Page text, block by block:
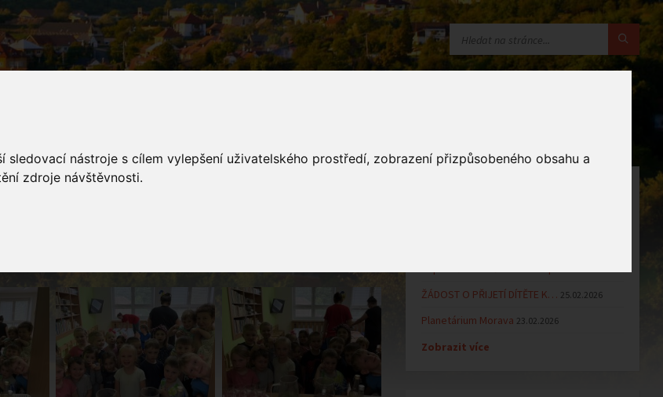
nástroje s cílem vylepšení uživatelského prostředí, zobrazení přizpůsobeného obsahu a
zdroje návštěvnosti.
ŽÁDOST O PŘIJETÍ DÍTĚTE K… 25.02.2026
Planetárium Morava 23.02.2026
Zobrazit více